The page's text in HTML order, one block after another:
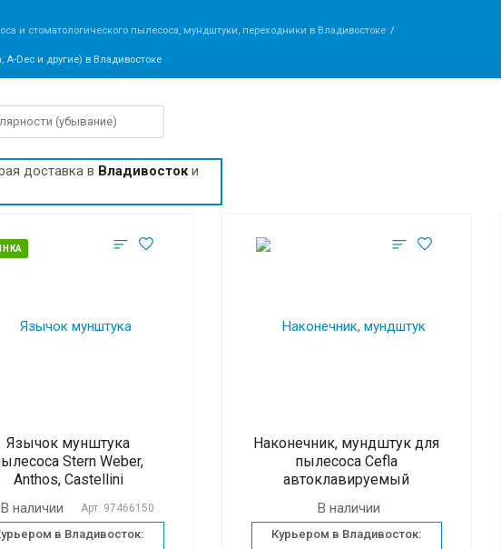
и стоматологического пылесоса, мундштуки, переходники в Владивостоке
Dec и другие) в Владивостоке
доставка в Владивостоки
Язычок мунштука
Stern Weber,
Anthos, Castellini
В наличии Арт. 97466150
в Владивосток:
Наконечник, мундштук для
пылесоса Cefla
автоклавируемый
В наличии
Курьером в Владивосток: